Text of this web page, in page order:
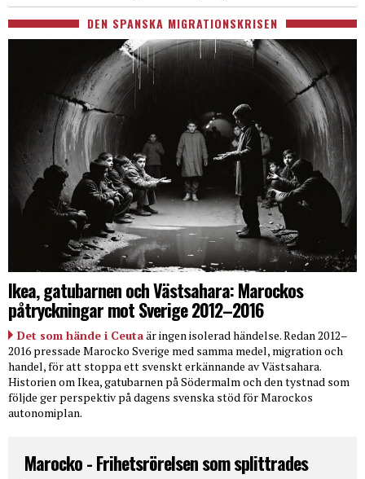
DEN SPANSKA MIGRATIONSKRISEN
Ikea, gatubarnen och Västsahara: Marockos
påtryckningar mot Sverige 2012–2016
Det som hände i Ceutaär ingen isolerad händelse. Redan 2012–
2016 pressade Marocko Sverige med samma medel, migration och
handel, för att stoppa ett svenskt erkännande av Västsahara.
Historien om Ikea, gatubarnen på Södermalm och den tystnad som
följde ger perspektiv på dagens svenska stöd för Marockos
autonomiplan.
Marocko - Frihetsrörelsen som splittrades